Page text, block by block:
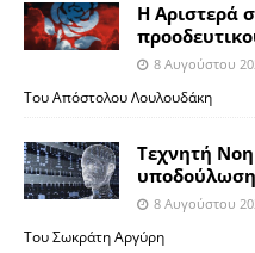
Η Αριστερά
8 Αυγούστου
Του Απόστολου Λουλουδάκη
Τεχνητή
8 Αυγούστου
Του Σωκράτη Αργύρη